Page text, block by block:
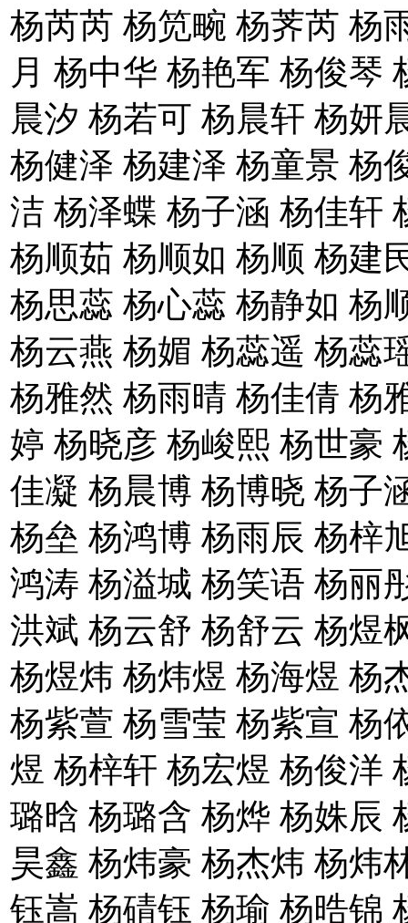
杨芮芮 杨笕畹 杨荠芮 杨
月 杨中华 杨艳军 杨俊琴
晨汐 杨若可 杨晨轩 杨妍
杨健泽 杨建泽 杨童景 杨
洁 杨泽蝶 杨子涵 杨佳轩
杨顺茹 杨顺如 杨顺 杨建
杨思蕊 杨心蕊 杨静如 杨
杨云燕 杨媚 杨蕊遥 杨蕊
杨雅然 杨雨晴 杨佳倩 杨
婷 杨晓彦 杨峻熙 杨世豪
佳凝 杨晨博 杨博晓 杨子
杨垒 杨鸿博 杨雨辰 杨梓
鸿涛 杨溢城 杨笑语 杨丽
洪斌 杨云舒 杨舒云 杨煜
杨煜炜 杨炜煜 杨海煜 杨
杨紫萱 杨雪莹 杨紫宣 杨
煜 杨梓轩 杨宏煜 杨俊洋
璐晗 杨璐含 杨烨 杨姝辰
昊鑫 杨炜豪 杨杰炜 杨炜
钰嵩 杨碃钰 杨瑜 杨晧锦